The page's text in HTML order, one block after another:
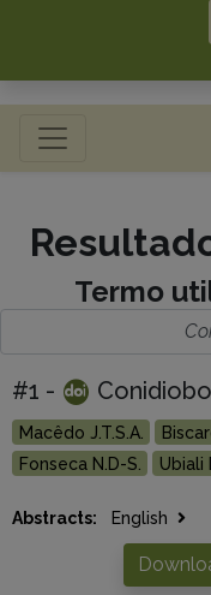
Toggle
Termo
#1 -
Macêdo J.T.S.A.
Fonseca N.D-S.
Ubiali
Abstracts: English